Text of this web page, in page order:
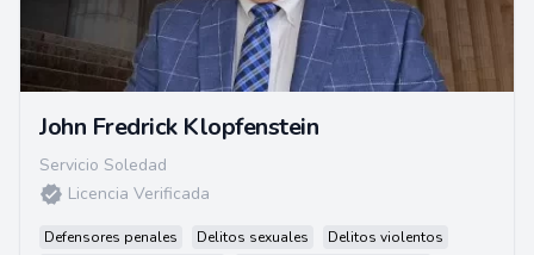
John Fredrick Klopfenstein
Servicio Soledad
Licencia Verificada
Defensores penales Delitos sexuales
Delitos violentos